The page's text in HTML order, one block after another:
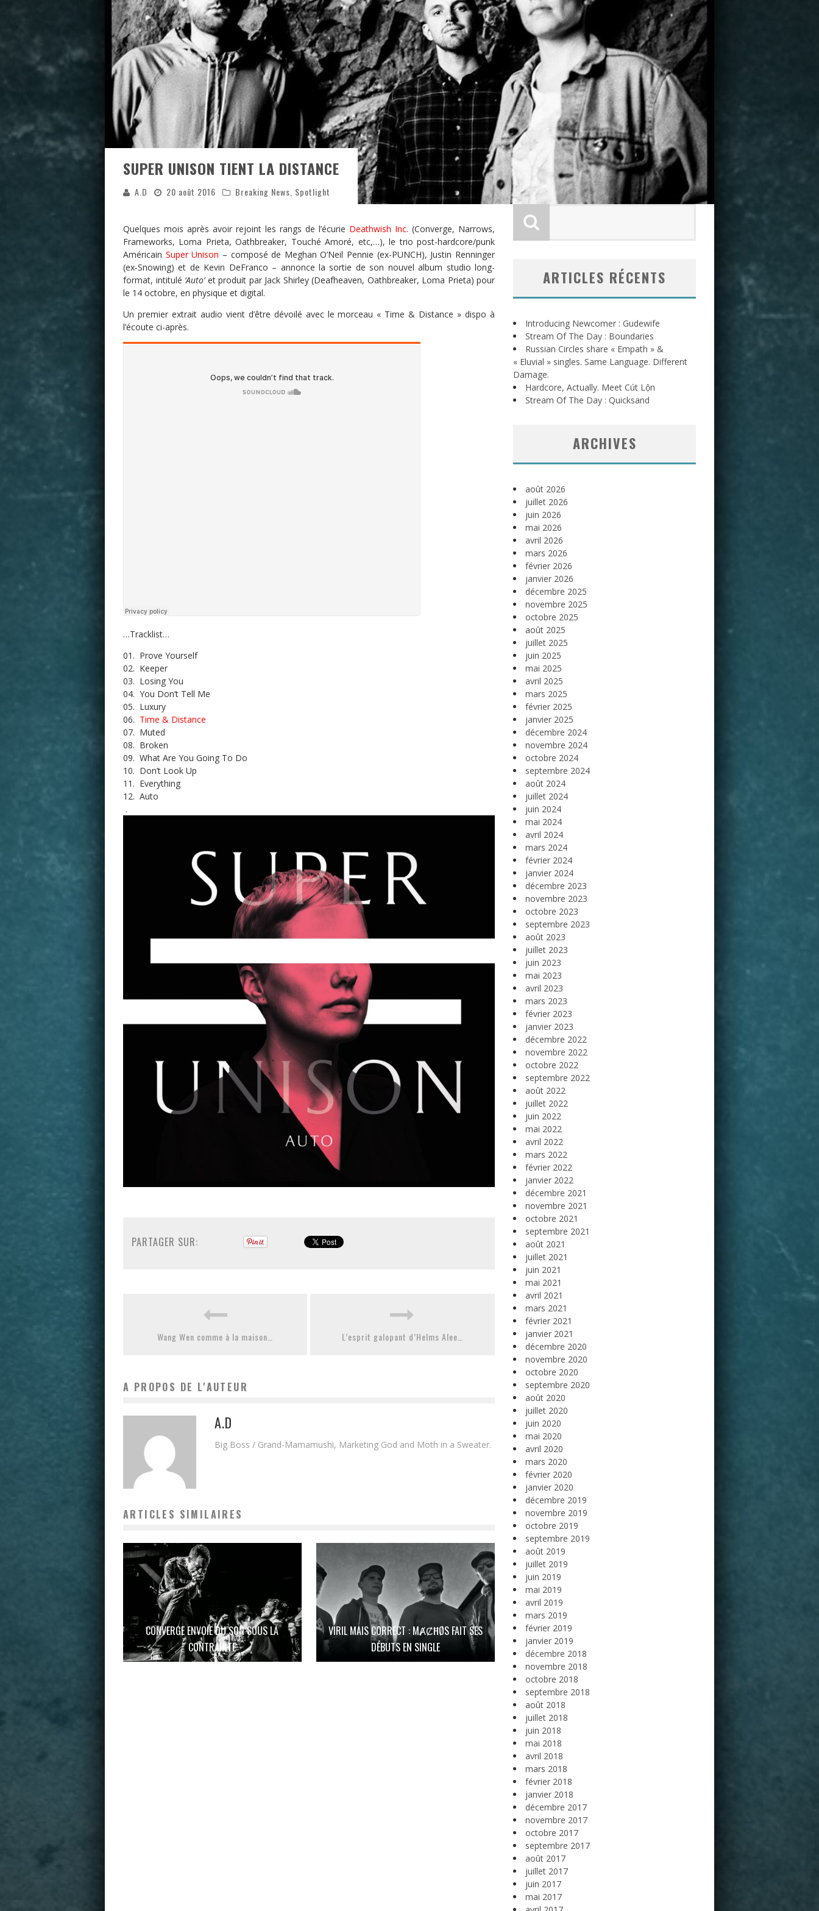
SUPER UNISON TIENT LA DISTANCE
A.D 20 août 2016 Breaking News Spotlight
Quelques mois après avoir rejoint les rangs de l’écurie Deathwish Inc. (Converge, Narrows,
Frameworks, Loma Prieta, Oathbreaker, Touché Amoré, etc,…), le trio post-hardcore/punk
Américain Super Unison – composé de Meghan O’Neil Pennie (ex-PUNCH), Justin Renninger
(ex-Snowing) et de Kevin DeFranco – annonce la sortie de son nouvel album studio long-
format, intitulé ‘Auto’et produit par Jack Shirley (Deafheaven, Oathbreaker, Loma Prieta) pour
le 14 octobre, en physique et digital.
Un premier extrait audio vient d’être dévoilé avec le morceau « Time & Distance » dispo à
l’écoute ci-après.
…Tracklist…
01. Prove Yourself
02. Keeper
03. Losing You
04. You Don’t Tell Me
05. Luxury
06. Time & Distance
07. Muted
08. Broken
09. What Are You Going To Do
10. Don’t Look Up
11. Everything
12. Auto
.
PARTAGER SUR:
Wang Wen comme à la maison… L’esprit galopant d’Helms Alee…
A PROPOS DE L'AUTEUR
A.D
Big Boss / Grand-Mamamushi, Marketing God and Moth in a Sweater.
ARTICLES SIMILAIRES
CONVERGE ENVOIE DU SON SOUS LA
CONTRAINTE
VIRIL MAIS CORRECT : MȺȻĦØS FAIT SES
DÉBUTS EN SINGLE
ARTICLES RÉCENTS
Introducing Newcomer : Gudewife
Stream Of The Day : Boundaries
Russian Circles share « Empath » &
« Eluvial » singles. Same Language. Different
Damage.
Hardcore, Actually. Meet Cút Lộn
Stream Of The Day : Quicksand
ARCHIVES
août 2026
juillet 2026
juin 2026
mai 2026
avril 2026
mars 2026
février 2026
janvier 2026
décembre 2025
novembre 2025
octobre 2025
août 2025
juillet 2025
juin 2025
mai 2025
avril 2025
mars 2025
février 2025
janvier 2025
décembre 2024
novembre 2024
octobre 2024
septembre 2024
août 2024
juillet 2024
juin 2024
mai 2024
avril 2024
mars 2024
février 2024
janvier 2024
décembre 2023
novembre 2023
octobre 2023
septembre 2023
août 2023
juillet 2023
juin 2023
mai 2023
avril 2023
mars 2023
février 2023
janvier 2023
décembre 2022
novembre 2022
octobre 2022
septembre 2022
août 2022
juillet 2022
juin 2022
mai 2022
avril 2022
mars 2022
février 2022
janvier 2022
décembre 2021
novembre 2021
octobre 2021
septembre 2021
août 2021
juillet 2021
juin 2021
mai 2021
avril 2021
mars 2021
février 2021
janvier 2021
décembre 2020
novembre 2020
octobre 2020
septembre 2020
août 2020
juillet 2020
juin 2020
mai 2020
avril 2020
mars 2020
février 2020
janvier 2020
décembre 2019
novembre 2019
octobre 2019
septembre 2019
août 2019
juillet 2019
juin 2019
mai 2019
avril 2019
mars 2019
février 2019
janvier 2019
décembre 2018
novembre 2018
octobre 2018
septembre 2018
août 2018
juillet 2018
juin 2018
mai 2018
avril 2018
mars 2018
février 2018
janvier 2018
décembre 2017
novembre 2017
octobre 2017
septembre 2017
août 2017
juillet 2017
juin 2017
mai 2017